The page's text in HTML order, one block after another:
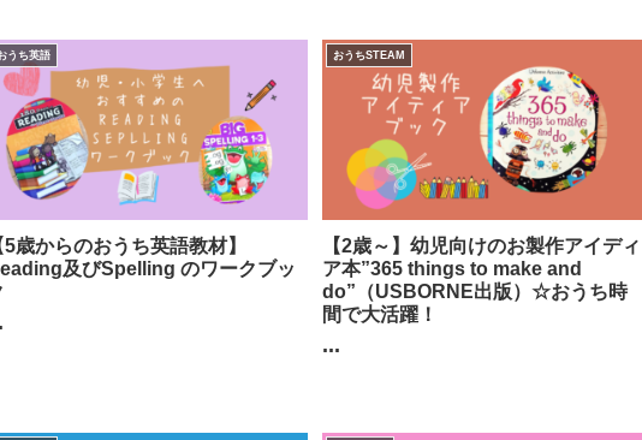
うち英語
5歳からのおうち英語教材】
及びSpelling のワークブッ
おうちSTEAM
【2歳～】幼児向けのお製作アイディ
ア本”365 things to make and
do”（USBORNE出版）☆おうち時
間で大活躍！
...